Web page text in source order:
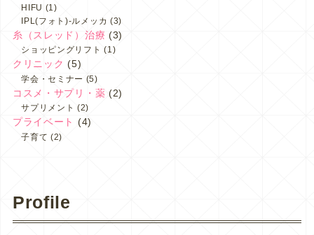
HIFU (1)
IPL(フォト)-ルメッカ (3)
糸（スレッド）治療 (3)
ショッピングリフト (1)
クリニック (5)
学会・セミナー (5)
コスメ・サプリ・薬 (2)
サプリメント (2)
プライベート (4)
子育て (2)
Profile